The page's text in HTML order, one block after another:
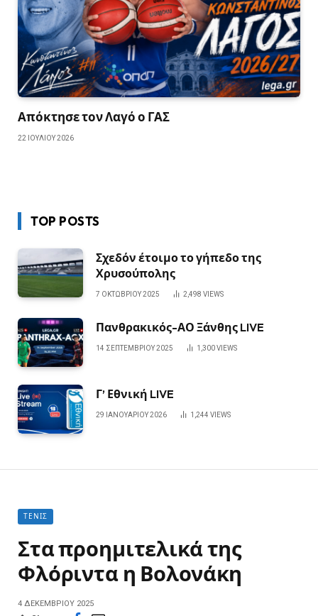
Απόκτησε τον Λαγό ο ΓΑΣ
22 ΙΟΥΛΊΟΥ 2026
TOP POSTS
Σχεδόν έτοιμο το γήπεδο της
Χρυσούπολης
7 ΟΚΤΩΒΡΊΟΥ 2025 2,498 VIEWS
Πανθρακικός-ΑΟ Ξάνθης LIVE
14 ΣΕΠΤΕΜΒΡΊΟΥ 2025 1,300VIEWS
Γ’ Εθνική LIVE
29 ΙΑΝΟΥΑΡΊΟΥ 2026 1,244 VIEWS
ΤΈΝΙΣ
Στα προημιτελικά της
Φλόριντα η Βολονάκη
4 ΔΕΚΕΜΒΡΊΟΥ 2025